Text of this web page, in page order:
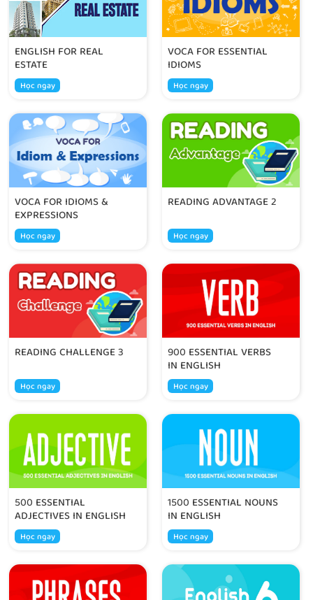
ENGLISH FOR REAL
ESTATE
Học ngay
VOCA FOR ESSENTIAL
IDIOMS
Học ngay
VOCA FOR IDIOMS &
EXPRESSIONS
Học ngay
READING ADVANTAGE 2
Học ngay
READING CHALLENGE 3
Học ngay
900 ESSENTIAL VERBS
IN ENGLISH
Học ngay
500 ESSENTIAL
ADJECTIVES IN ENGLISH
Học ngay
1500 ESSENTIAL NOUNS
IN ENGLISH
Học ngay